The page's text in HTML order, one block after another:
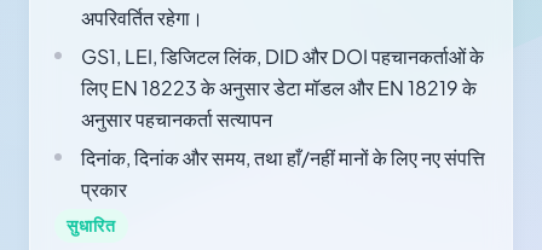
अपरिवर्तित रहेगा।
GS1, LEI, डिजिटल लिंक, DID और DOI पहचानकर्ताओं के
लिए EN 18223 के अनुसार डेटा मॉडल और EN 18219 के
अनुसार पहचानकर्ता सत्यापन
दिनांक, दिनांक और समय, तथा हाँ/नहीं मानों के लिए नए संपत्ति
प्रकार
सुधारित